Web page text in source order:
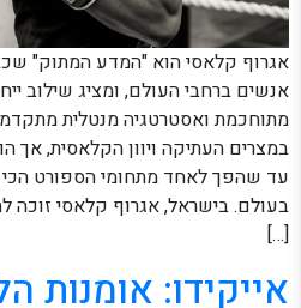
אגרוף קלאסי הוא "המדע המתוק"
אנשים ברחבי העולם, ומציג שילוב
מתוחכמת ואסטרטגיה מנטלית
במצרים העתיקה ויוון הקלאסית,
עד שהפך לאחד מתחומי הספורט הכי
בעולם. בישראל, אגרוף קלאסי זוכה
[…]
אייקידו: אומנות